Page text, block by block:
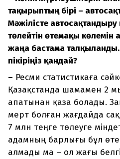
тақырыптың бірі –
Мәжілісте
төлейтін өтемақы көлемін
жаңа бастама
пікіріңіз қандай?
– Ресми статистикаға
Қазақстанда шамамен 2
апатынан қаза болады.
мерт болған жағдайда
7 млн теңге төлеуге
адамның барлығы бұл
алмады ма – ол жағы